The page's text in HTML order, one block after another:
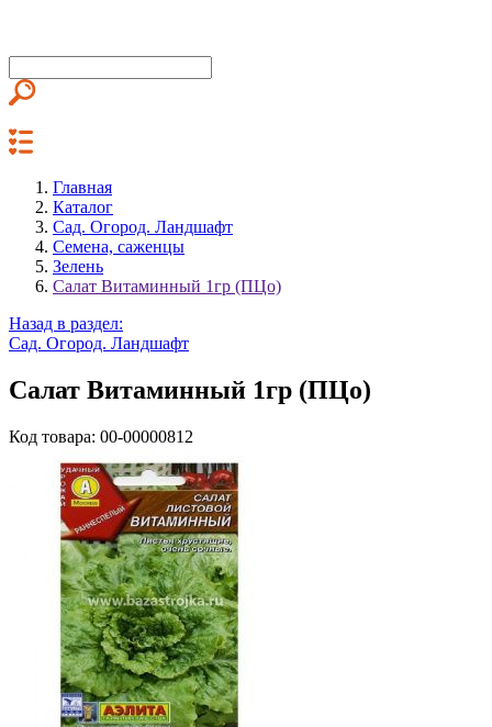
Главная
Каталог
Сад. Огород. Ландшафт
Семена, саженцы
Зелень
Салат Витаминный 1гр (ПЦо)
Назад в раздел:
Сад. Огород. Ландшафт
Салат Витаминный 1гр (ПЦо)
Код товара: 00-00000812